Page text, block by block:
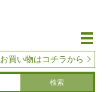
メ
お買い物はコチラから